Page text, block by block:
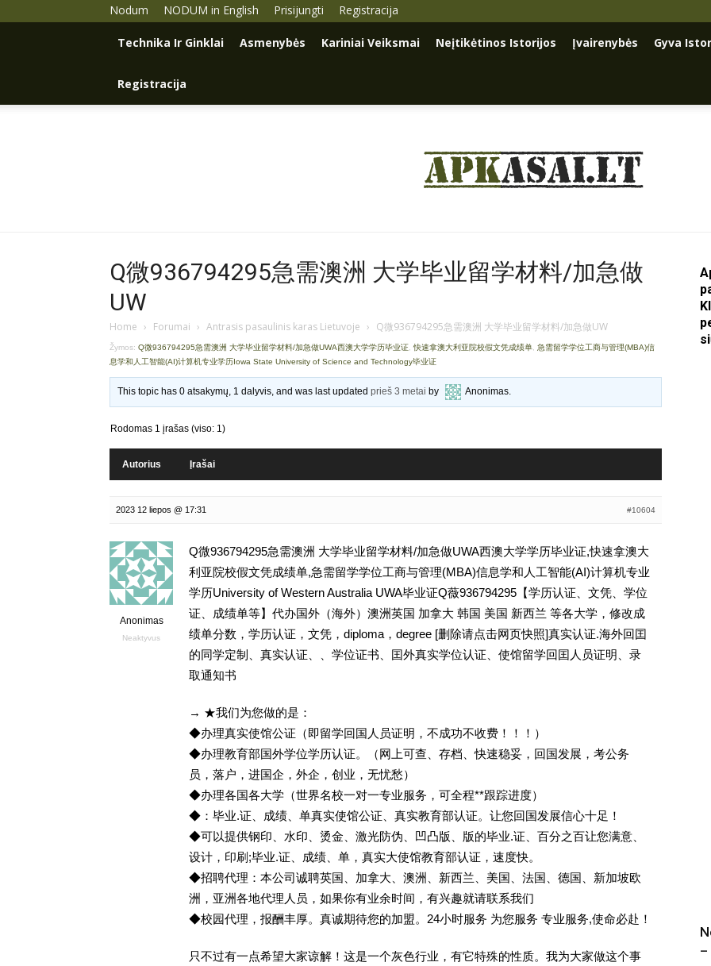
Nodum NODUM in English Prisijungti Registracija
Technika Ir Ginklai Asmenybės Kariniai Veiksmai Neįtikėtinos Istorijos Įvairenybės Gyva
Registracija
Q微936794295急需澳洲 大学毕业留学材料/加急做
UW
Home › Forumai › Antrasis pasaulinis karas Lietuvoje › Q微936794295急需澳洲 大学毕业留学材料/加急做UW
Žymos: Q微936794295急需澳洲 大学毕业留学材料/加急做UWA西澳大学学历毕业证 快速拿澳大利亚院校假文凭成绩单 急需留学学位工商与管理(MBA)信
息学和人工智能(AI)计算机专业学历Iowa State University of Science and Technology毕业证
This topic has 0 atsakymų, 1 dalyvis, and was last updatedprieš 3 metai by Anonimas.
Rodomas 1 įrašas (viso: 1)
Autorius Įrašai
2023 12 liepos @ 17:31 #10604
Anonimas
Neaktyvus
Q微936794295急需澳洲 大学毕业留学材料/加急做UWA西澳大学学历毕业证,快速拿澳大
利亚院校假文凭成绩单,急需留学学位工商与管理(MBA)信息学和人工智能(AI)计算机专业
学历University of Western Australia UWA毕业证Q薇936794295【学历认证、文凭、学位
证、成绩单等】代办国外（海外）澳洲英国 加拿大 韩国 美国 新西兰 等各大学，修改成
绩单分数，学历认证，文凭，diploma，degree [删除请点击网页快照]真实认证.海外回囯
的同学定制、真实认证、、学位证书、囯外真实学位认证、使馆留学回囯人员证明、录
取通知书
→ ★我们为您做的是：
◆办理真实使馆公证（即留学回国人员证明，不成功不收费！！！）
◆办理教育部国外学位学历认证。（网上可查、存档、快速稳妥，回国发展，考公务
员，落户，进国企，外企，创业，无忧愁）
◆办理各国各大学（世界名校一对一专业服务，可全程**跟踪进度）
◆：毕业.证、成绩、单真实使馆公证、真实教育部认证。让您回国发展信心十足！
◆可以提供钢印、水印、烫金、激光防伪、凹凸版、版的毕业.证、百分之百让您满意、
设计，印刷;毕业.证、成绩、单，真实大使馆教育部认证，速度快。
◆招聘代理：本公司诚聘英国、加拿大、澳洲、新西兰、美国、法国、德国、新加坡欧
洲，亚洲各地代理人员，如果你有业余时间，有兴趣就请联系我们
◆校园代理，报酬丰厚。真诚期待您的加盟。24小时服务 为您服务 专业服务,使命必赴！
只不过有一点希望大家谅解！这是一个灰色行业，有它特殊的性质。我为大家做这个事
–